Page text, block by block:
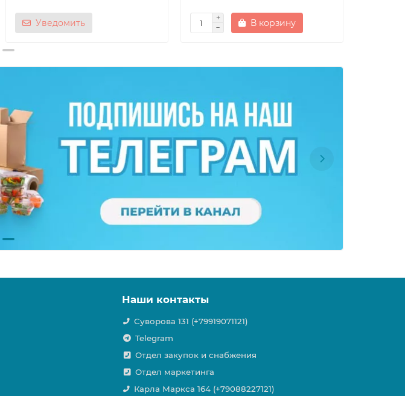
Уведомить В корзину
Наши контакты
Суворова 131 (+79919071121)
Telegram
Отдел закупок и снабжения
Отдел маркетинга
Карла Маркса 164 (+79088227121)